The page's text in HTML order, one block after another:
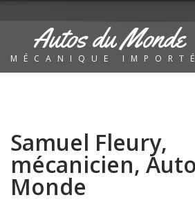
Autos du Monde
MÉCANIQUE
Samuel Fleury,
mécanicien,
Monde